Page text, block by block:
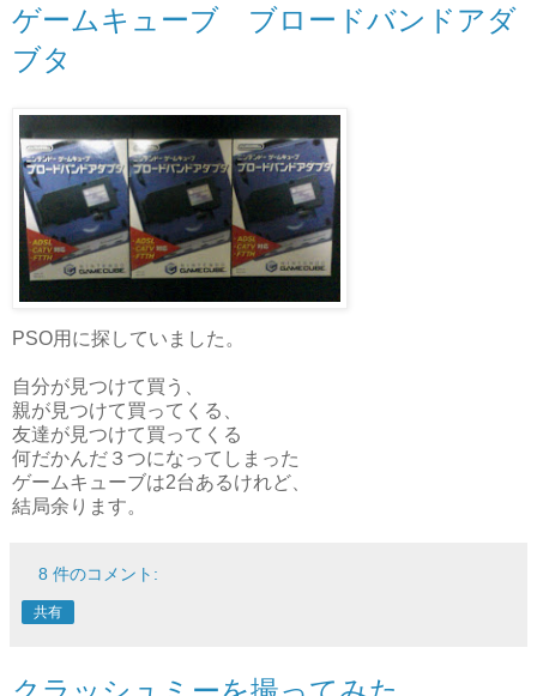
ゲームキューブ ブロードバンドアダ
ブタ
PSO用に探していました。
自分が見つけて買う、
親が見つけて買ってくる、
友達が見つけて買ってくる
何だかんだ３つになってしまった
ゲームキューブは2台あるけれど、
結局余ります。
8 件のコメント:
共有